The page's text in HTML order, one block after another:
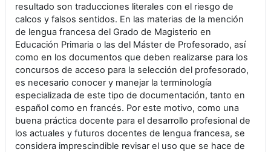
resultado son traducciones literales con el riesgo de
calcos y falsos sentidos. En las materias de la mención
de lengua francesa del Grado de Magisterio en
Educación Primaria o las del Máster de Profesorado, así
como en los documentos que deben realizarse para los
concursos de acceso para la selección del profesorado,
es necesario conocer y manejar la terminología
especializada de este tipo de documentación, tanto en
español como en francés. Por este motivo, como una
buena práctica docente para el desarrollo profesional de
los actuales y futuros docentes de lengua francesa, se
considera imprescindible revisar el uso que se hace de